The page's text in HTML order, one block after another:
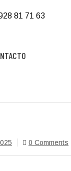
81 71 63
0 Comments